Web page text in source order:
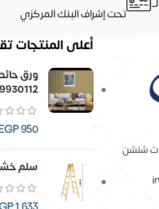
تحت إشراف البنك المركزي
شنشن
أعلى المنتجات
950
سلم